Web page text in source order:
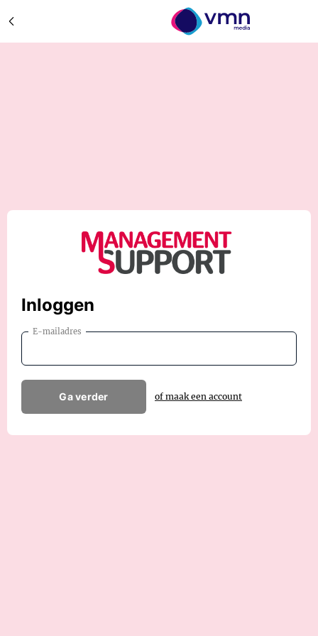
Inloggen
E-mailadres
Ga verder of maak een account